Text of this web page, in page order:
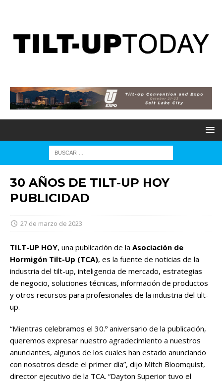
30 AÑOS DE TILT-UP HOY
PUBLICIDAD
27 de marzo de 2023
TILT-UP HOY, una publicación de la Asociación de
Hormigón Tilt-Up (TCA), es la fuente de noticias de la
industria del tilt-up, inteligencia de mercado, estrategias
de negocio, soluciones técnicas, información de productos
y otros recursos para profesionales de la industria del tilt-
up.
“Mientras celebramos el 30.º aniversario de la publicación,
queremos expresar nuestro agradecimiento a nuestros
anunciantes, algunos de los cuales han estado anunciando
con nosotros desde el primer día”, dijo Mitch Bloomquist,
director ejecutivo de la TCA. “Dayton Superior tuvo el